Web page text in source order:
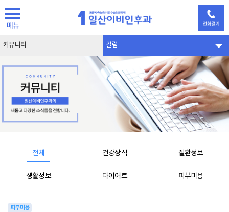
메뉴
커뮤니티 칼럼
전체 건강상식 질환정보
생활정보 다이어트 피부미용
피부미용